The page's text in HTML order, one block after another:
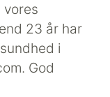
23 år har
i
God